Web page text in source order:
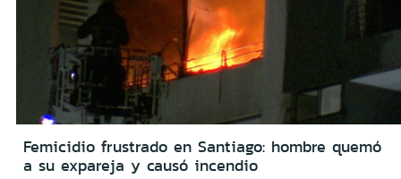
Femicidio frustrado en Santiago: hombre quemó
a su expareja y causó incendio